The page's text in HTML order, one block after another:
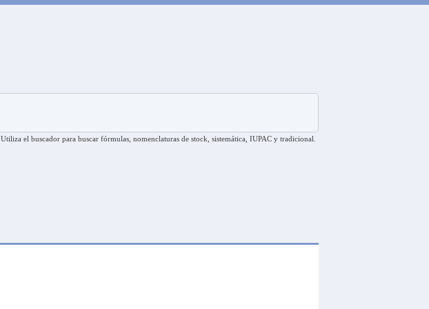
Utiliza el buscador para buscar fórmulas, nomenclaturas de stock, sistemática, IUPAC y tradicional.